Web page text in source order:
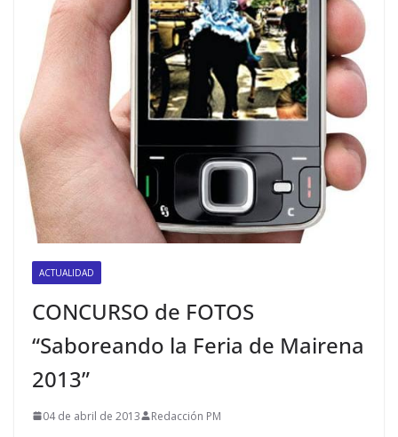
ACTUALIDAD
CONCURSO de FOTOS
“Saboreando la Feria de Mairena
2013”
04 de abril de 2013 Redacción PM